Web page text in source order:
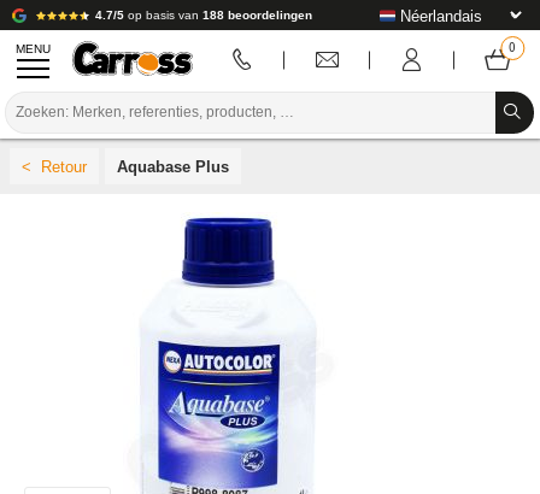
4.7/5 op basis van 188 beoordelingen
MENU
VOORBEREIDING / VERVEN / AFWERKING
VERBRUIKSARTIKELEN VOOR CARROSSERIE
GEREEDSCHAP VOOR CARROSSERIE
UITRUSTING VOOR CARROSSERIE
LABORATORIUMINSTALLATIE
Aquabase Plus